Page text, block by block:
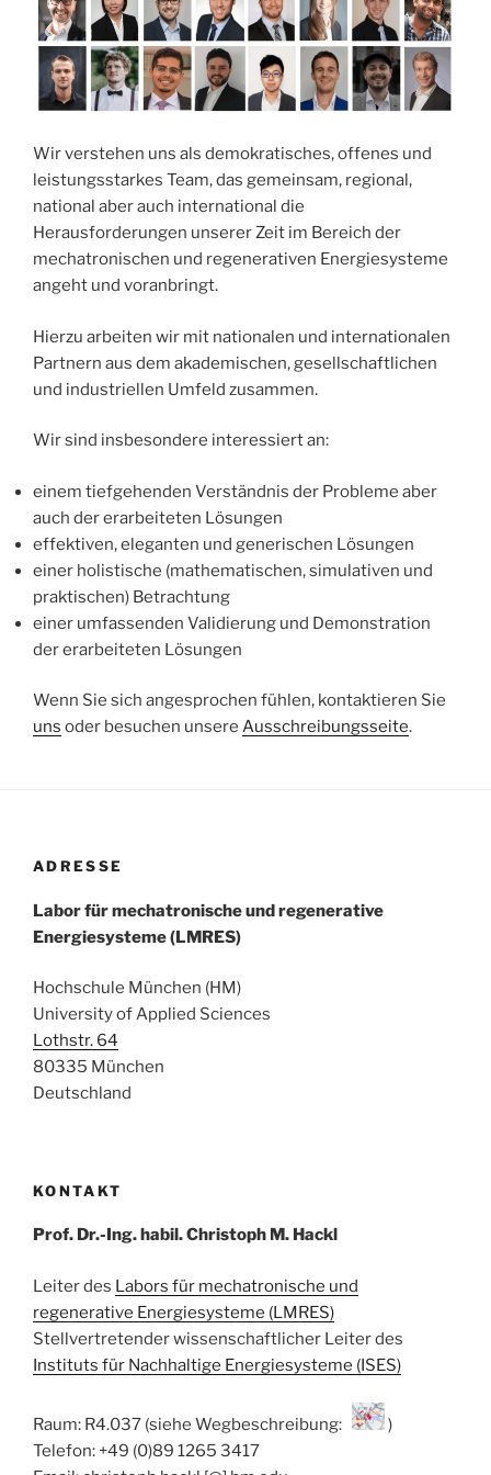
Wir verstehen uns als demokratisches, offenes und
leistungsstarkes Team, das gemeinsam, regional,
national aber auch international die
Herausforderungen unserer Zeit im Bereich der
mechatronischen und regenerativen Energiesysteme
angeht und voranbringt.
Hierzu arbeiten wir mit nationalen und internationalen
Partnern aus dem akademischen, gesellschaftlichen
und industriellen Umfeld zusammen.
Wir sind insbesondere interessiert an:
einem tiefgehenden Verständnis der Probleme aber
auch der erarbeiteten Lösungen
effektiven, eleganten und generischen Lösungen
einer holistische (mathematischen, simulativen und
praktischen) Betrachtung
einer umfassenden Validierung und Demonstration
der erarbeiteten Lösungen
Wenn Sie sich angesprochen fühlen, kontaktieren Sie
uns oder besuchen unsere Ausschreibungsseite.
ADRESSE
Labor für mechatronische und regenerative
Energiesysteme (LMRES)
Hochschule München (HM)
University of Applied Sciences
Lothstr. 64
80335 München
Deutschland
KONTAKT
Prof. Dr.-Ing. habil. Christoph M. Hackl
Leiter des Labors für mechatronische und
regenerative Energiesysteme (LMRES)
Stellvertretender wissenschaftlicher Leiter des
Instituts für Nachhaltige Energiesysteme (ISES)
Raum: R4.037 (siehe Wegbeschreibung:
)
Telefon: +49 (0)89 1265 3417